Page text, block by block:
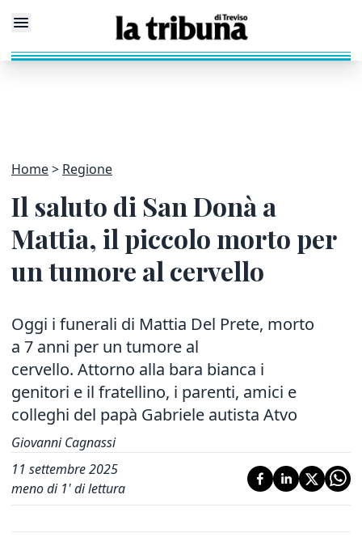
Home Regione
Il saluto di San Donà a
Mattia, il piccolo morto per
un tumore al cervello
Oggi i funerali di Mattia Del Prete, morto
a 7 anni per un tumore al
cervello. Attorno alla bara bianca i
genitori e il fratellino, i parenti, amici e
colleghi del papà Gabriele autista Atvo
Giovanni Cagnassi
11 settembre 2025
meno di 1' di lettura